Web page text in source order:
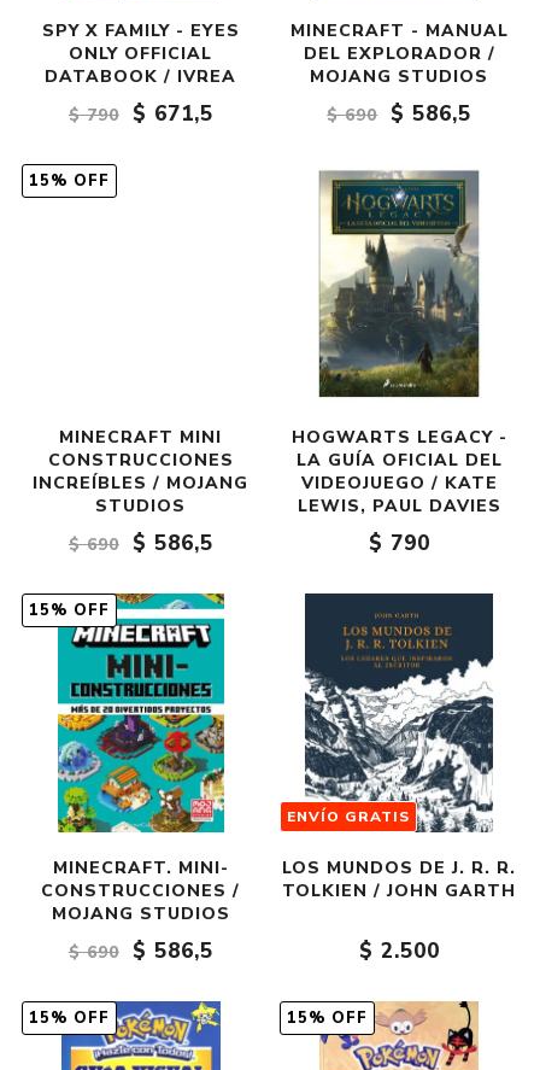
SPY X FAMILY - EYES
ONLY OFFICIAL
DATABOOK / IVREA
$ 790
$ 671,5
MINECRAFT - MANUAL
DEL EXPLORADOR /
MOJANG STUDIOS
$ 690
$ 586,5
15% OFF
MINECRAFT MINI
CONSTRUCCIONES
INCREÍBLES / MOJANG
STUDIOS
$ 690
$ 586,5
HOGWARTS LEGACY -
LA GUÍA OFICIAL DEL
VIDEOJUEGO / KATE
LEWIS, PAUL DAVIES
$ 790
15% OFF
MINECRAFT. MINI-
CONSTRUCCIONES /
MOJANG STUDIOS
$ 690
$ 586,5
ENVÍO GRATIS
LOS MUNDOS DE J. R. R.
TOLKIEN / JOHN GARTH
$ 2.500
15% OFF 15% OFF